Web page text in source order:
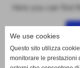
Here you can find
We use cookies
Questo sito utilizza
monitorare le prestazioni